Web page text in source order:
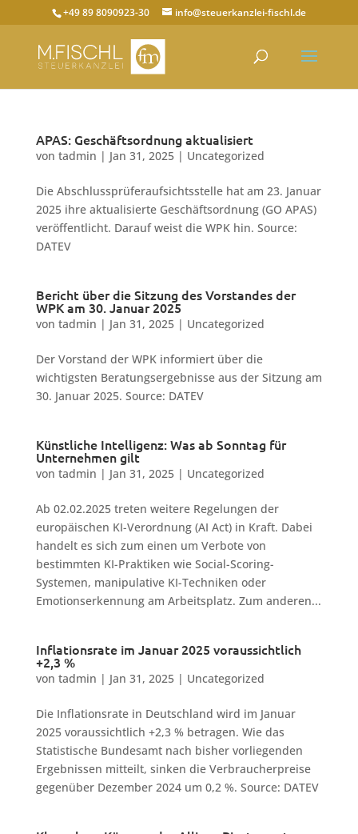
+49 89 8090923-30 info@steuerkanzlei-fischl.de
APAS: Geschäftsordnung aktualisiert
von tadmin | Jan 31, 2025| Uncategorized
Die Abschlussprüferaufsichtsstelle hat am 23. Januar
2025 ihre aktualisierte Geschäftsordnung (GO APAS)
veröffentlicht. Darauf weist die WPK hin. Source:
DATEV
Bericht über die Sitzung des Vorstandes der
WPK am 30. Januar 2025
von tadmin | Jan 31, 2025| Uncategorized
Der Vorstand der WPK informiert über die
wichtigsten Beratungsergebnisse aus der Sitzung am
30. Januar 2025. Source: DATEV
Künstliche Intelligenz: Was ab Sonntag für
Unternehmen gilt
von tadmin | Jan 31, 2025| Uncategorized
Ab 02.02.2025 treten weitere Regelungen der
europäischen KI-Verordnung (AI Act) in Kraft. Dabei
handelt es sich zum einen um Verbote von
bestimmten KI-Praktiken wie Social-Scoring-
Systemen, manipulative KI-Techniken oder
Emotionserkennung am Arbeitsplatz. Zum anderen...
Inflationsrate im Januar 2025 voraussichtlich
+2,3 %
von tadmin | Jan 31, 2025| Uncategorized
Die Inflationsrate in Deutschland wird im Januar
2025 voraussichtlich +2,3 % betragen. Wie das
Statistische Bundesamt nach bisher vorliegenden
Ergebnissen mitteilt, sinken die Verbraucherpreise
gegenüber Dezember 2024 um 0,2 %. Source: DATEV